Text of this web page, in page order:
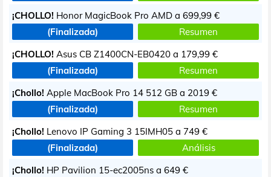
¡CHOLLO! Honor MagicBook Pro AMD a 699,99 €
(Finalizada)
Resumen
¡CHOLLO! Asus CB Z1400CN-EB0420 a 179,99 €
(Finalizada)
Resumen
¡Chollo! Apple MacBook Pro 14 512 GB a 2019 €
(Finalizada)
Resumen
¡Chollo! Lenovo IP Gaming 3 15IMH05 a 749 €
(Finalizada)
Análisis
¡Chollo! HP Pavilion 15-ec2005ns a 649 €